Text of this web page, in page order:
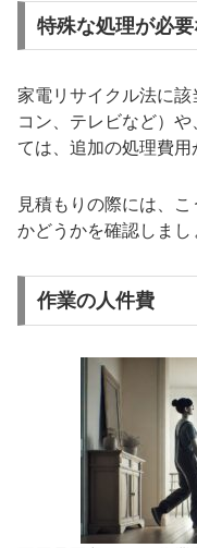
特殊な処理が必
家電リサイクル法に
コン、テレビなど）
ては、追加の処理費用
見積もりの際には、
かどうかを確認しまし
作業の人件費